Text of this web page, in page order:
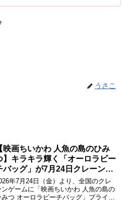
うさこ
映画ちいかわ 人魚の島のひみ
】キラキラ輝く「オーロラビー
バッグ」が7月24日クレーンゲ
ムで登場♪
年7月24日（金）より、全国のクレ
ンゲームに「映画ちいかわ 人魚の島の
みつ オーロラビーチバッグ」プライズ